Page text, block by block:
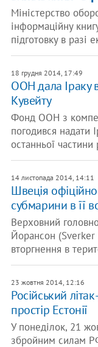
Міністерство
інформаційну
підготовку в разі
18 грудня 2014, 17:49
ООН дала Іраку
Кувейту
Фонд ООН з
погодився надати
останньої
14 листопада 2014, 14:11
Швеція
субмарини в її
Верховний
Йорансон (Sverker
вторгнення в
23 жовтня 2014, 12:16
Російський
простір Естонії
У понеділок, 21
збройним силам